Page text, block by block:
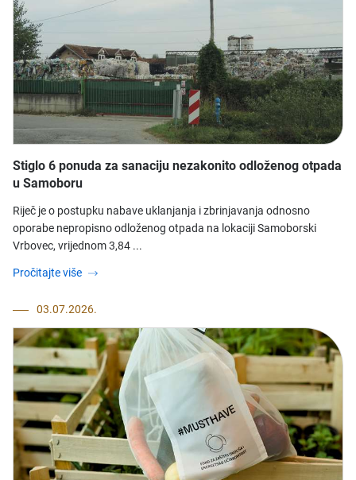
Stiglo 6 ponuda za sanaciju nezakonito odloženog otpada
u Samoboru
Riječ je o postupku nabave uklanjanja i zbrinjavanja odnosno
oporabe nepropisno odloženog otpada na lokaciji Samoborski
Vrbovec, vrijednom 3,84 ...
Pročitajte više
03.07.2026.